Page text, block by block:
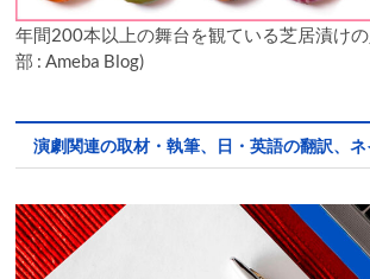
年間200本以上の舞台を観ている芝居漬け
部 : Ameba Blog)
演劇関連の取材・執筆、日・英語の翻訳、